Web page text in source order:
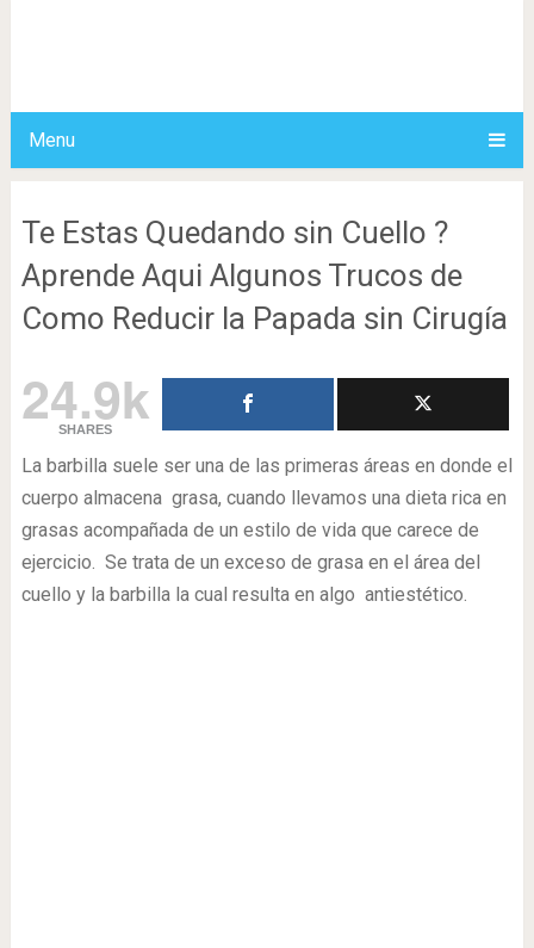
Menu
Te Estas Quedando sin Cuello ?
Aprende Aqui Algunos Trucos de
Como Reducir la Papada sin Cirugía
24.9k
SHARES
La barbilla suele ser una de las primeras áreas en donde el
cuerpo almacena grasa, cuando llevamos una dieta rica en
grasas acompañada de un estilo de vida que carece de
ejercicio. Se trata de un exceso de grasa en el área del
cuello y la barbilla la cual resulta en algo antiestético.